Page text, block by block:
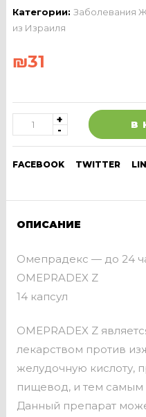
Категории: Заболевания
из Израиля
₪31
В
FACEBOOK TWITTER
ОПИСАНИЕ
Омепрадекс — до 24
OMEPRADEX Z
14 капсул
OMEPRADEX Z
лекарством против
желудочную кислоту,
пищевод, и тем самым
Данный препарат